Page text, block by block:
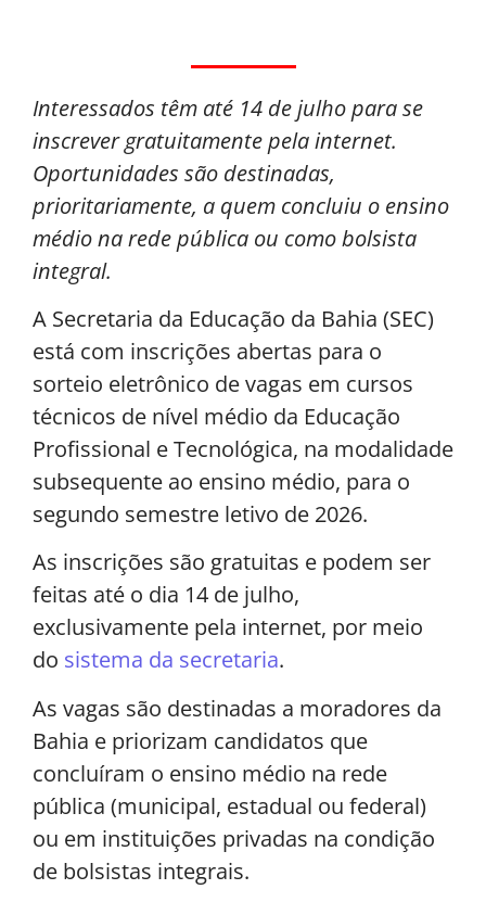
Interessados têm até 14 de julho para se
inscrever gratuitamente pela internet.
Oportunidades são destinadas,
prioritariamente, a quem concluiu o ensino
médio na rede pública ou como bolsista
integral.
A Secretaria da Educação da Bahia (SEC)
está com inscrições abertas para o
sorteio eletrônico de vagas em cursos
técnicos de nível médio da Educação
Profissional e Tecnológica, na modalidade
subsequente ao ensino médio, para o
segundo semestre letivo de 2026.
As inscrições são gratuitas e podem ser
feitas até o dia 14 de julho,
exclusivamente pela internet, por meio
do sistema da secretaria.
As vagas são destinadas a moradores da
Bahia e priorizam candidatos que
concluíram o ensino médio na rede
pública (municipal, estadual ou federal)
ou em instituições privadas na condição
de bolsistas integrais.